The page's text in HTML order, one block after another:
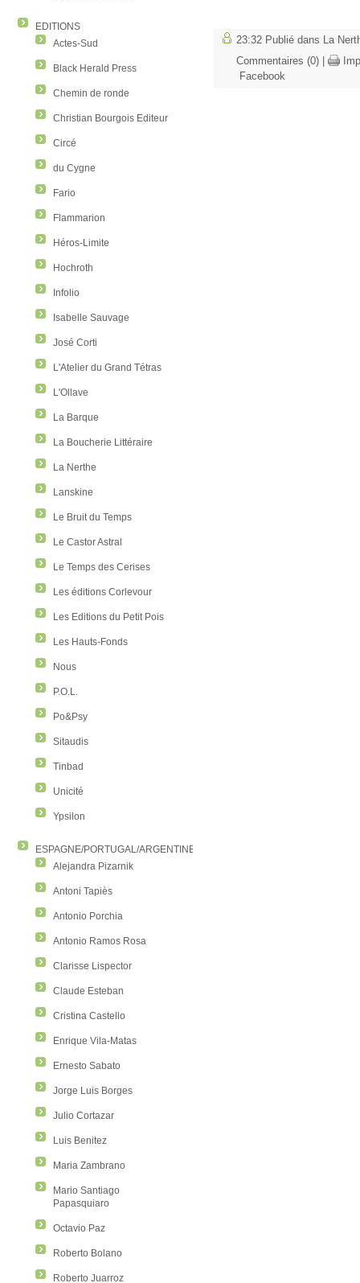
EDITIONS
Actes-Sud
Black Herald Press
Chemin de ronde
Christian Bourgois Editeur
Circé
du Cygne
Fario
Flammarion
Héros-Limite
Hochroth
Infolio
Isabelle Sauvage
José Corti
L'Atelier du Grand Tétras
L'Ollave
La Barque
La Boucherie Littéraire
La Nerthe
Lanskine
Le Bruit du Temps
Le Castor Astral
Le Temps des Cerises
Les éditions Corlevour
Les Editions du Petit Pois
Les Hauts-Fonds
Nous
P.O.L.
Po&Psy
Sitaudis
Tinbad
Unicité
Ypsilon
ESPAGNE/PORTUGAL/ARGENTINE/COLOMBIE
Alejandra Pizarnik
Antoni Tapiès
Antonio Porchia
Antonio Ramos Rosa
Clarisse Lispector
Claude Esteban
Cristina Castello
Enrique Vila-Matas
Ernesto Sabato
Jorge Luis Borges
Julio Cortazar
Luis Benitez
Maria Zambrano
Mario Santiago
Papasquiaro
Octavio Paz
Roberto Bolano
Roberto Juarroz
23:32 Publié dans
La
Commentaires (0)
Facebook